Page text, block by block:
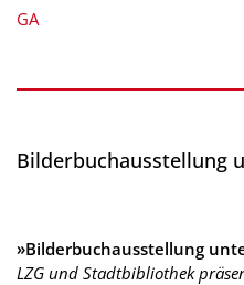
GA
Bilderbuchausstellung
»Bilderbuchausstellung
LZG und Stadtbibliothek